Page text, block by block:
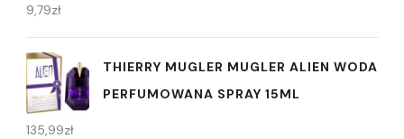
9,79zł
THIERRY MUGLER MUGLER ALIEN WODA
PERFUMOWANA SPRAY 15ML
135,99zł